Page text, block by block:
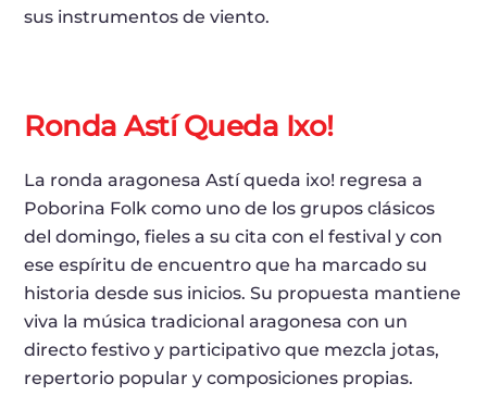
sus instrumentos de viento.
Ronda Astí Queda Ixo!
La ronda aragonesa Astí queda ixo! regresa a
Poborina Folk como uno de los grupos clásicos
del domingo, fieles a su cita con el festival y con
ese espíritu de encuentro que ha marcado su
historia desde sus inicios. Su propuesta mantiene
viva la música tradicional aragonesa con un
directo festivo y participativo que mezcla jotas,
repertorio popular y composiciones propias.